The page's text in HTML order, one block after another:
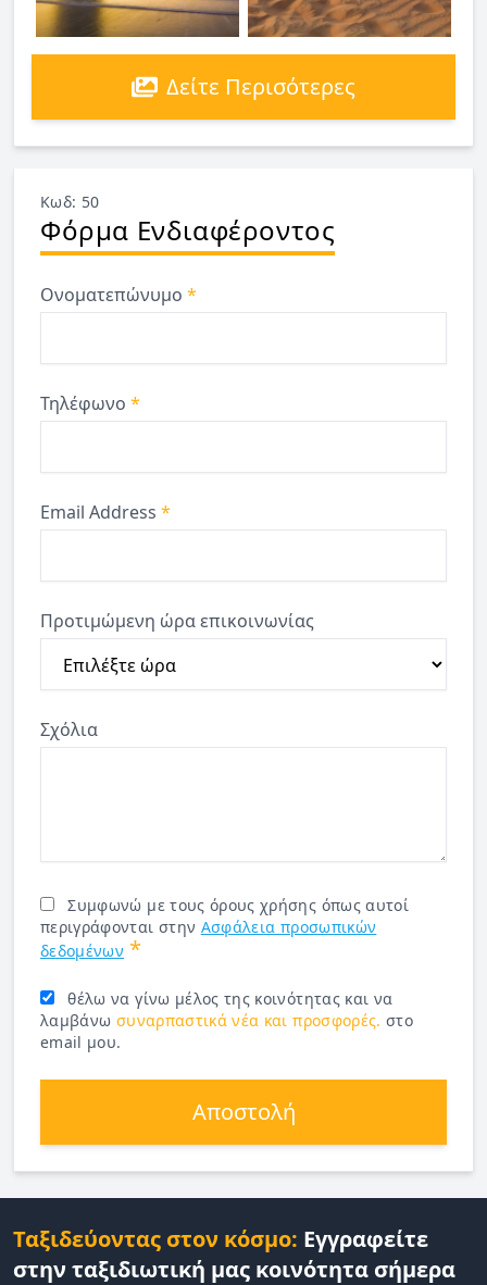
Δείτε Περισότερες
Κωδ: 50
Φόρμα Ενδιαφέροντος
Ονοματεπώνυμο *
Τηλέφωνο *
Email Address *
Προτιμώμενη ώρα επικοινωνίας
Σχόλια
Συμφωνώ με τους όρους χρήσης όπως αυτοί
περιγράφονται στην Ασφάλεια προσωπικών
δεδομένων *
θέλω να γίνω μέλος της κοινότητας και να
λαμβάνω συναρπαστικά νέα και προσφορές. στο
email μου.
Αποστολή
Ταξιδεύοντας στον κόσμο: Εγγραφείτε
στην ταξιδιωτική μας κοινότητα σήμερα